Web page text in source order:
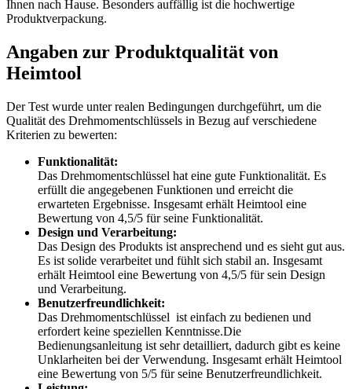
Ihnen nach Hause. Besonders auffällig ist die hochwertige
Produktverpackung.
Angaben zur Produktqualität von
Heimtool
Der Test wurde unter realen Bedingungen durchgeführt, um die
Qualität des Drehmomentschlüssels in Bezug auf verschiedene
Kriterien zu bewerten:
Funktionalität:
Das Drehmomentschlüssel hat eine gute Funktionalität. Es
erfüllt die angegebenen Funktionen und erreicht die
erwarteten Ergebnisse. Insgesamt erhält Heimtool eine
Bewertung von 4,5/5 für seine Funktionalität.
Design und Verarbeitung:
Das Design des Produkts ist ansprechend und es sieht gut aus.
Es ist solide verarbeitet und fühlt sich stabil an. Insgesamt
erhält Heimtool eine Bewertung von 4,5/5 für sein Design
und Verarbeitung.
Benutzerfreundlichkeit:
Das Drehmomentschlüssel ist einfach zu bedienen und
erfordert keine speziellen Kenntnisse.Die
Bedienungsanleitung ist sehr detailliert, dadurch gibt es keine
Unklarheiten bei der Verwendung. Insgesamt erhält Heimtool
eine Bewertung von 5/5 für seine Benutzerfreundlichkeit.